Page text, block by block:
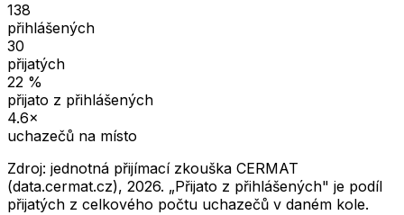
138
přihlášených
30
přijatých
22 %
přijato z přihlášených
4.6×
uchazečů na místo
Zdroj: jednotná přijímací zkouška CERMAT
(data.cermat.cz), 2026. „Přijato z přihlášených" je podíl
přijatých z celkového počtu uchazečů v daném kole.